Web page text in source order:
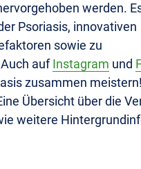
werden.
Psoriasis, innovativen
sowie zu
aufInstagram und
zusammen
Übersicht über die
weitere